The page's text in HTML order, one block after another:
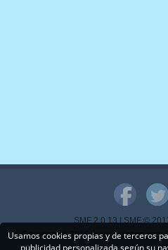
SMF 2.0.13|SMF ©
Copyright © 2015 -
Usamos cookies propias y de terceros
publicidad personalizada según su